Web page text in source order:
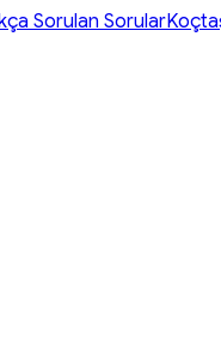
Sorulan Sorular